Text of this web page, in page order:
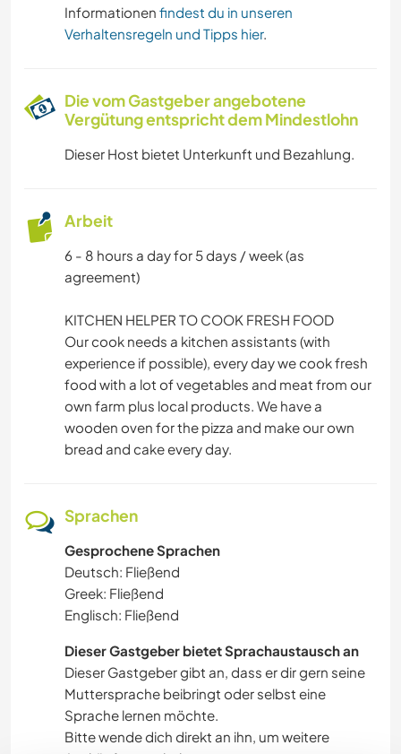
Informationen findest du in unseren
Verhaltensregeln und Tipps hier.
Die vom Gastgeber angebotene
Vergütung entspricht dem Mindestlohn
Dieser Host bietet Unterkunft und Bezahlung.
Arbeit
6 - 8 hours a day for 5 days / week (as
agreement)
KITCHEN HELPER TO COOK FRESH FOOD
Our cook needs a kitchen assistants (with
experience if possible), every day we cook fresh
food with a lot of vegetables and meat from our
own farm plus local products. We have a
wooden oven for the pizza and make our own
bread and cake every day.
Sprachen
Gesprochene Sprachen
Deutsch: Fließend
Greek: Fließend
Englisch: Fließend
Dieser Gastgeber bietet Sprachaustausch an
Dieser Gastgeber gibt an, dass er dir gern seine
Muttersprache beibringt oder selbst eine
Sprache lernen möchte.
Bitte wende dich direkt an ihn, um weitere